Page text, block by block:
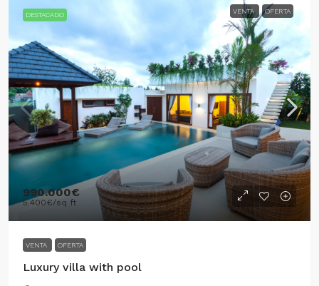
DESTACADO VENTA OFERTA
990.000€
5.400€/sq ft
VENTA OFERTA
Luxury villa with pool